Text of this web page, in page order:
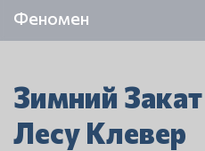
Феномен
Зимний
Лесу Клевер